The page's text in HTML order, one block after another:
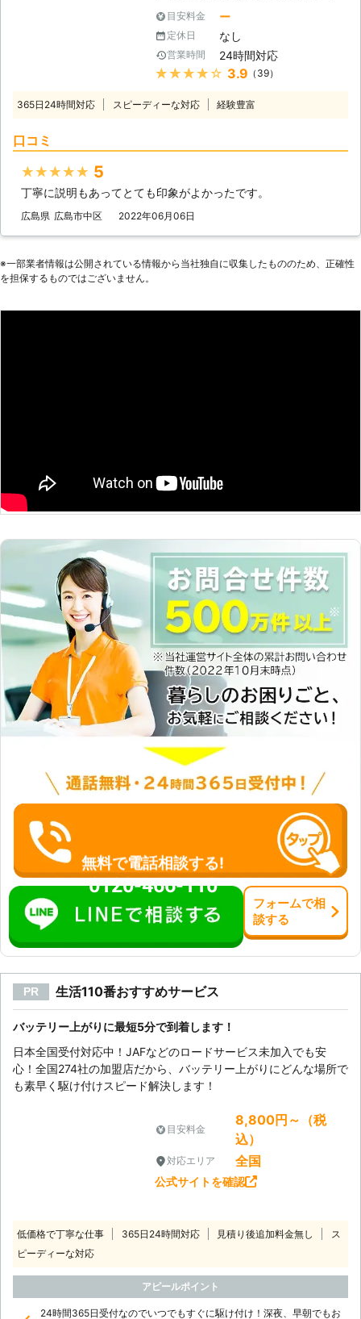
バッテリー上がりを放置してしまう
と、タンク内のガソリンが固まって詰
まりを引き起こす恐れがあります。そ
のため、車のバッテリー上がりはすぐ
にでも解消する必要があるのです。
きは、「株式会社クイックキャット」
てしまったからです。車のエンジンは
バッテリー内の電気を利用して動きだ
す。 またエンジンだけではなくカー
って動かなくなってしまいます。
社クイックキャット」の出番です！弊
す。毎日いつでもお客様のご依頼に備
らご連絡があったときに迅速に駆けつ
けることができるのです。 また最短
30分で対応できるので、バッテリー
のトラブルに迅速に解決して、車を走
らせることが可能です。お客様がすぐ
にでも運転ができる状況になるように
努めさせていただきますので、車のバ
ッテリーが上がった時はぜひ弊社をご
利用くださいませ。
目安料金 ー
定休日 なし
営業時間 24時間対応
★★★★★ 3.9 （39）
365日24時間対応 スピーディーな対応 経験豊富
口コミ
★★★★★ 5
丁寧に説明もあってとても印象がよかったです。
広島県 広島市中区 2022年06月06日
※⼀部業者情報は公開されている情報から当社独⾃に収集したもののため、正確性
を担保するものではございません。
無料で電話相談する!
0120-466-110
フォームで相
談する
PR 生活110番おすすめサービス
バッテリー上がりに最短5分で到着します！
日本全国受付対応中！JAFなどのロードサービス未加入でも安
心！全国274社の加盟店だから、バッテリー上がりにどんな場所で
も素早く駆け付けスピード解決します！
目安料金
8,800円～（税
込）
対応エリア 全国
公式サイトを確認
低価格で丁寧な仕事 365日24時間対応 見積り後追加料金無し
ス
ピーディーな対応
アピールポイント
24時間365日受付なのでいつでもすぐに駆け付け！深夜、早朝でもお